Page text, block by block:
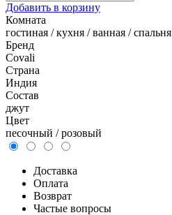
Добавить в корзину
Комната
гостиная / кухня / ванная / спальня
Бренд
Covali
Страна
Индия
Состав
джут
Цвет
песочный / розовый
Доставка
Оплата
Возврат
Частые вопросы